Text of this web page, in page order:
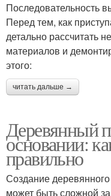
Последовательность
Перед тем, как
детально рассчитать
материалов и
этого:
читать дальше →
Деревянный
основании:
правильно
Создание
может быть сложной